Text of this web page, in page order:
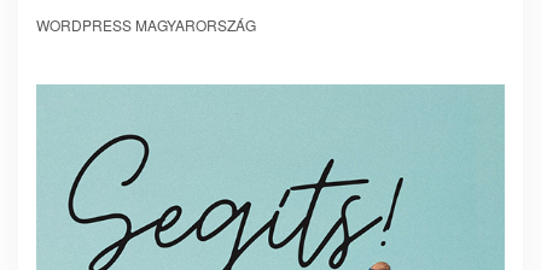
WORDPRESS MAGYARORSZÁG